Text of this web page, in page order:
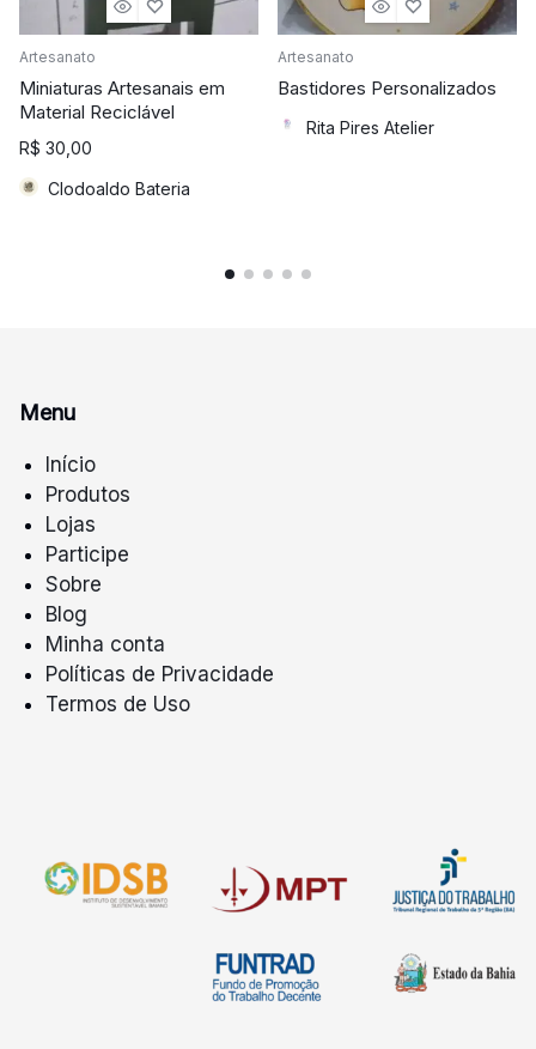
Artesanato
Miniaturas Artesanais em
Material Reciclável
R$ 30,00
Clodoaldo Bateria
Artesanato
Bastidores Personalizados
Rita Pires Atelier
Menu
Início
Produtos
Lojas
Participe
Sobre
Blog
Minha conta
Políticas de Privacidade
Termos de Uso